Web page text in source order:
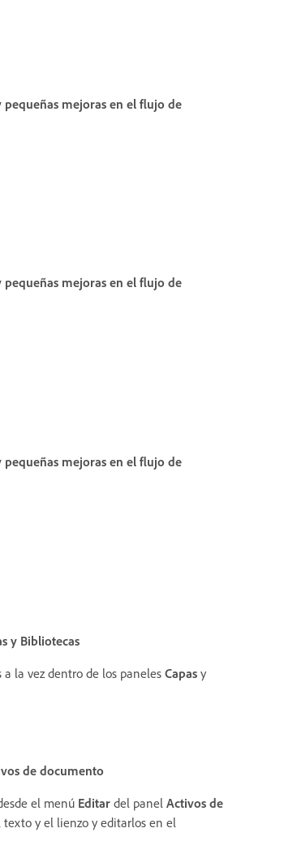
mejoras en el flujo de
mejoras en el flujo de
mejoras en el flujo de
y Bibliotecas
la vez dentro de los paneles Capas y
de documento
el menú Editar del panel Activos de
y el lienzo y editarlos en el